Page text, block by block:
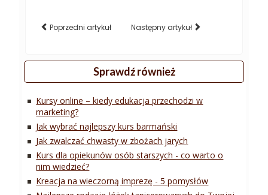
Poprzedni artykuł Następny artykuł
Sprawdź również
Kursy online – kiedy edukacja przechodzi w
marketing?
Jak wybrać najlepszy kurs barmański
Jak zwalczać chwasty w zbożach jarych
Kurs dla opiekunów osób starszych - co warto o
nim wiedzieć?
Kreacja na wieczorną imprezę - 5 pomysłów